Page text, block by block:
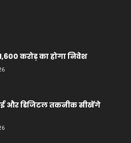
करोड़ का होगा निवेश
और डिजिटल तकनीक सीखेंगे